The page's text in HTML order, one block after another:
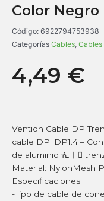
Color Negro
Código: 6922794753938
Categorías Cables,
4,49 €
Vention Cable DP
cable DP: DP1.4 –
de aluminio ᣐ︱
Material: NylonMesh
Especificaciones:
-Tipo de cable de